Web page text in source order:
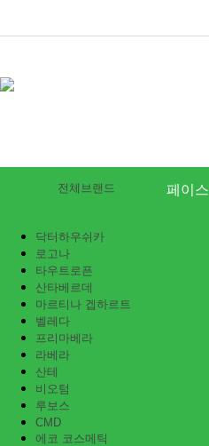
전체브랜드 페이스
닥터하우쉬카
로고나
타우트로픈
산타베르데
마르티나 겝하르트
벨레다
프리마베라
라베라
산테
비오텀
루보스
CMD
에코 코스메틱